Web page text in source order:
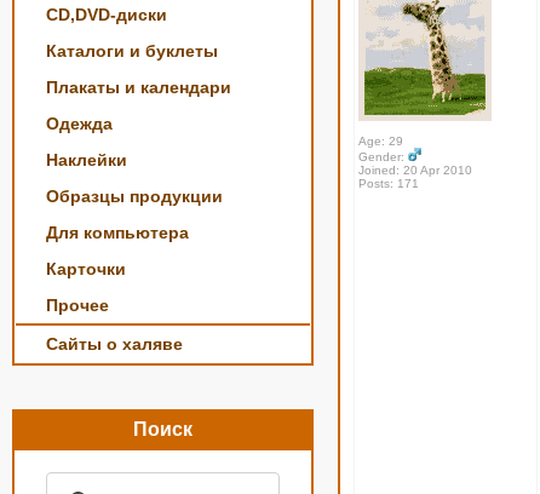
CD,DVD-диски
Каталоги и буклеты
Плакаты и календари
Одежда
Наклейки
Образцы продукции
Для компьютера
Карточки
Прочее
Сайты о халяве
Поиск
Age: 29
Gender:
Joined: 20 Apr 2010
Posts: 171